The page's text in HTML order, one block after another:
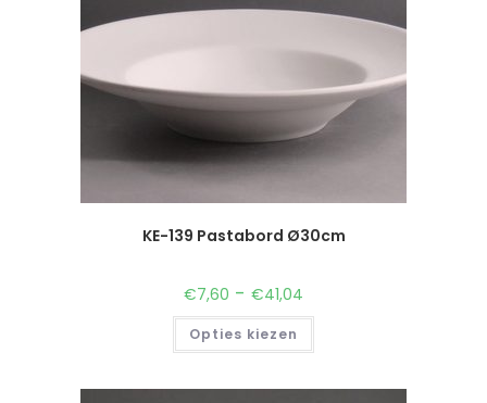
KE-139 Pastabord Ø30cm
€7,60 - €41,04
Opties kiezen